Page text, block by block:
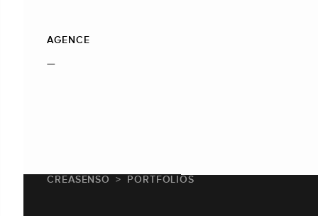
AGENCE
—
CREASENSO PORTFOLIOS